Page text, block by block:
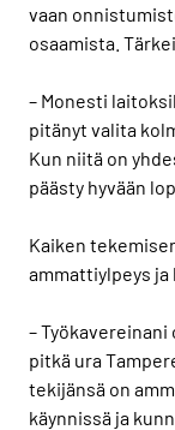
vaan
osaamista.
– Monesti
pitänyt valita
Kun niitä on
päästy hyvään
Kaiken
ammattiylpeys ja
–
pitkä ura
tekijänsä on
käynnissä ja